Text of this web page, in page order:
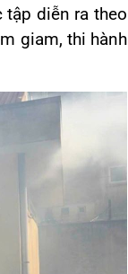
tập diễn ra theo
giam, thi hành